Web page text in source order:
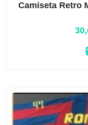
Camiseta Retro